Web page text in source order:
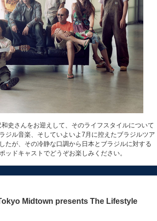
史さんをお迎えして、そのライフスタイルについて
ジル音楽、そしていよいよ7月に控えたブラジルツア
たが、その冷静な口調から日本とブラジルに対する
ドキャストでどうぞお楽しみください。
Midtown presents The Lifestyle